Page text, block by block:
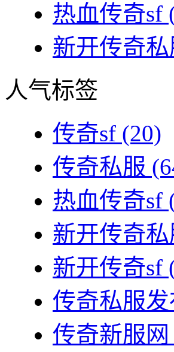
热血传奇sf
新开传奇私
人气标签
传奇sf (20)
传奇私服
热血传奇sf
新开传奇私
新开传奇sf
传奇私服发
传奇新服网